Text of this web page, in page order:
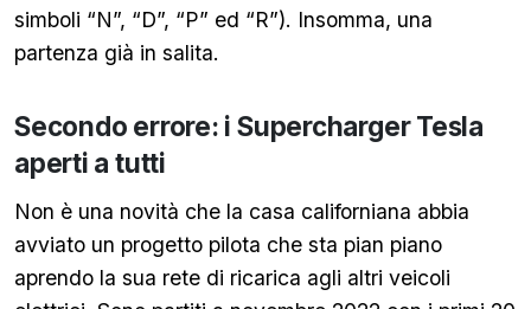
simboli “N”, “D”, “P” ed “R”). Insomma, una
partenza già in salita.
Secondo errore: i Supercharger Tesla
aperti a tutti
Non è una novità che la casa californiana abbia
avviato un progetto pilota che sta pian piano
aprendo la sua rete di ricarica agli altri veicoli